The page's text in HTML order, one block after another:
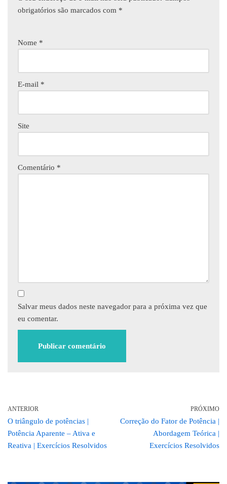
obrigatórios são marcados com *
Nome *
E-mail *
Site
Comentário *
Salvar meus dados neste navegador para a próxima vez que
eu comentar.
ANTERIOR
O triângulo de potências |
Potência Aparente – Ativa e
Reativa | Exercícios Resolvidos
PRÓXIMO
Correção do Fator de Potência |
Abordagem Teórica |
Exercícios Resolvidos